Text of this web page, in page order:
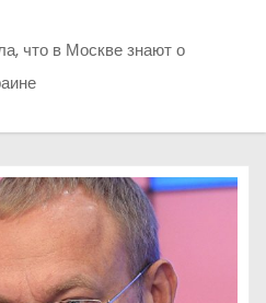
что в Москве знают о